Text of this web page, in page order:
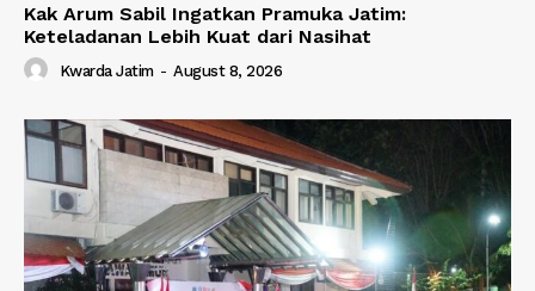
Kak Arum Sabil Ingatkan Pramuka Jatim:
Keteladanan Lebih Kuat dari Nasihat
Kwarda Jatim - August 8, 2026